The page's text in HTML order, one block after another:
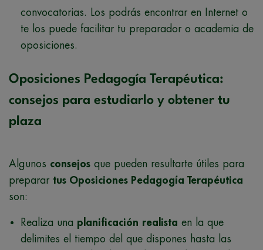
convocatorias. Los podrás encontrar en Internet o
te los puede facilitar tu preparador o academia de
oposiciones.
Oposiciones Pedagogía Terapéutica:
consejos para estudiarlo y obtener tu
plaza
Algunos consejos que pueden resultarte útiles para
preparar tus Oposiciones Pedagogía Terapéutica
son:
Realiza una planificación realista en la que
delimites el tiempo del que dispones hasta las